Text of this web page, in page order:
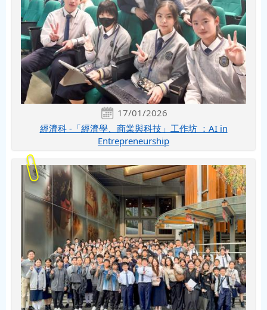
17/01/2026
經濟科 -「經濟學、商業與科技」工作坊 ：AI in
Entrepreneurship